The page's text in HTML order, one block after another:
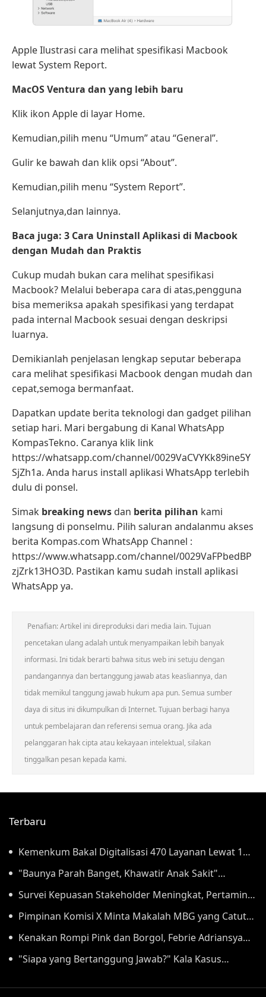
Apple Ilustrasi cara melihat spesifikasi Macbook
lewat System Report.
MacOS Ventura dan yang lebih baru
Klik ikon Apple di layar Home.
Kemudian,pilih menu “Umum” atau “General”.
Gulir ke bawah dan klik opsi “About”.
Kemudian,pilih menu “System Report”.
Selanjutnya,dan lainnya.
Baca juga: 3 Cara Uninstall Aplikasi di Macbook
dengan Mudah dan Praktis
Cukup mudah bukan cara melihat spesifikasi
Macbook? Melalui beberapa cara di atas,pengguna
bisa memeriksa apakah spesifikasi yang terdapat
pada internal Macbook sesuai dengan deskripsi
luarnya.
Demikianlah penjelasan lengkap seputar beberapa
cara melihat spesifikasi Macbook dengan mudah dan
cepat,semoga bermanfaat.
Dapatkan update berita teknologi dan gadget pilihan
setiap hari. Mari bergabung di Kanal WhatsApp
KompasTekno. Caranya klik link
https://whatsapp.com/channel/0029VaCVYKk89ine5Y
SjZh1a. Anda harus install aplikasi WhatsApp terlebih
dulu di ponsel.
Simak breaking news dan berita pilihan kami
langsung di ponselmu. Pilih saluran andalanmu akses
berita Kompas.com WhatsApp Channel :
https://www.whatsapp.com/channel/0029VaFPbedBP
zjZrk13HO3D. Pastikan kamu sudah install aplikasi
WhatsApp ya.
Penafian: Artikel ini direproduksi dari media lain. Tujuan
pencetakan ulang adalah untuk menyampaikan lebih banyak
informasi. Ini tidak berarti bahwa situs web ini setuju dengan
pandangannya dan bertanggung jawab atas keasliannya, dan
tidak memikul tanggung jawab hukum apa pun. Semua sumber
daya di situs ini dikumpulkan di Internet. Tujuan berbagi hanya
untuk pembelajaran dan referensi semua orang. Jika ada
pelanggaran hak cipta atau kekayaan intelektual, silakan
tinggalkan pesan kepada kami.
Terbaru
Kemenkum Bakal Digitalisasi 470 Layanan Lewat 1
Aplikasi Super Mulai September
"Baunya Parah Banget, Khawatir Anak Sakit"
Orangtua Keluhkan Gunungan Sampah di SDN
Kedaung Kali Angke
Survei Kepuasan Stakeholder Meningkat, Pertamina
NRE Perkuat Komitmen Mewujudkan Transisi Energi
Berkelanjutan
Pimpinan Komisi X Minta Makalah MBG yang Catut
Prabowo Diusut
Kenakan Rompi Pink dan Borgol, Febrie Adriansyah
Tiba di Kejagung untuk Diperiksa
"Siapa yang Bertanggung Jawab?" Kala Kasus